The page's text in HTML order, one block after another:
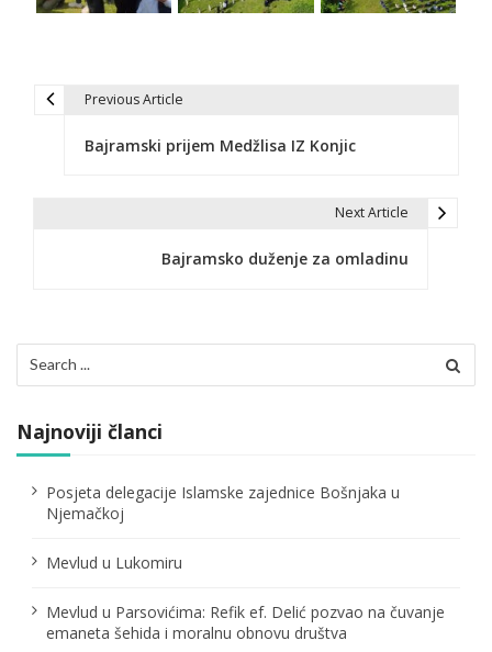
c
i
j
l
n
Previous Article
Bajramski prijem Medžlisa IZ Konjic
Next Article
Bajramsko duženje za omladinu
for:
Najnoviji članci
Posjeta delegacije Islamske zajednice Bošnjaka u
Njemačkoj
Mevlud u Lukomiru
Mevlud u Parsovićima: Refik ef. Delić pozvao na čuvanje
emaneta šehida i moralnu obnovu društva